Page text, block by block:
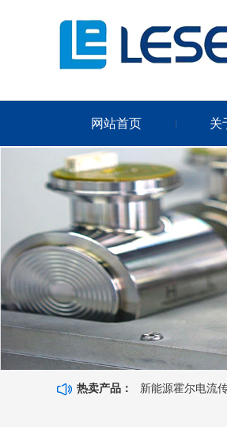
网站首页 关
热卖产品： 新能源霍尔电流